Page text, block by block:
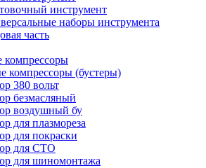
инструмент
наборы инструмента
часть
компрессоры
компрессоры (бустеры)
380 вольт
безмасляный
воздушный бу
для плазмореза
для покраски
для СТО
для шиномонтажа